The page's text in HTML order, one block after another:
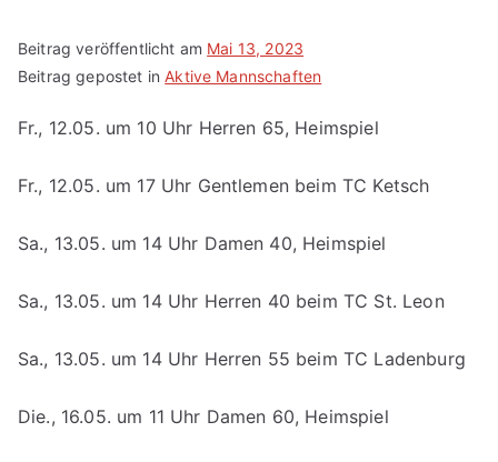
Beitrag veröffentlicht am Mai 13, 2023
Beitrag gepostet inAktive Mannschaften
Fr., 12.05. um 10 Uhr Herren 65, Heimspiel
Fr., 12.05. um 17 Uhr Gentlemen beim TC Ketsch
Sa., 13.05. um 14 Uhr Damen 40, Heimspiel
Sa., 13.05. um 14 Uhr Herren 40 beim TC St. Leon
Sa., 13.05. um 14 Uhr Herren 55 beim TC Ladenburg
Die., 16.05. um 11 Uhr Damen 60, Heimspiel